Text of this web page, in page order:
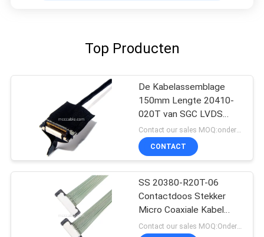
Top Producten
De Kabelassemblage
150mm Lengte 20410-
020T van SGC LVDS
voor LCD het Scherm
Contact our sales MOQ:onderhandelbaar
CONTACT
SS 20380-R20T-06
Contactdoos Stekker
Micro Coaxiale Kabel
Connector
Contact our sales MOQ:Onderhandelbaar